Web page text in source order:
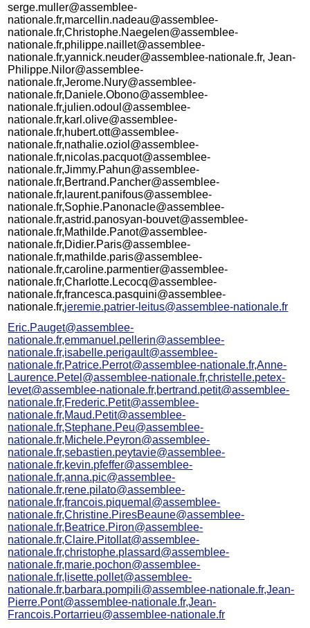
serge.muller@assemblee-
nationale.fr,marcellin.nadeau@assemblee-
nationale.fr,Christophe.Naegelen@assemblee-
nationale.fr,philippe.naillet@assemblee-
nationale.fr,yannick.neuder@assemblee-nationale.fr, Jean-
Philippe.Nilor@assemblee-
nationale.fr,Jerome.Nury@assemblee-
nationale.fr,Daniele.Obono@assemblee-
nationale.fr,julien.odoul@assemblee-
nationale.fr,karl.olive@assemblee-
nationale.fr,hubert.ott@assemblee-
nationale.fr,nathalie.oziol@assemblee-
nationale.fr,nicolas.pacquot@assemblee-
nationale.fr,Jimmy.Pahun@assemblee-
nationale.fr,Bertrand.Pancher@assemblee-
nationale.fr,laurent.panifous@assemblee-
nationale.fr,Sophie.Panonacle@assemblee-
nationale.fr,astrid.panosyan-bouvet@assemblee-
nationale.fr,Mathilde.Panot@assemblee-
nationale.fr,Didier.Paris@assemblee-
nationale.fr,mathilde.paris@assemblee-
nationale.fr,caroline.parmentier@assemblee-
nationale.fr,Charlotte.Lecocq@assemblee-
nationale.fr,francesca.pasquini@assemblee-
nationale.fr,jeremie.patrier-leitus@assemblee-nationale.fr
Eric.Pauget@assemblee-
nationale.fr,emmanuel.pellerin@assemblee-
nationale.fr,isabelle.perigault@assemblee-
nationale.fr,Patrice.Perrot@assemblee-nationale.fr,Anne-
Laurence.Petel@assemblee-nationale.fr,christelle.petex-
levet@assemblee-nationale.fr,bertrand.petit@assemblee-
nationale.fr,Frederic.Petit@assemblee-
nationale.fr,Maud.Petit@assemblee-
nationale.fr,Stephane.Peu@assemblee-
nationale.fr,Michele.Peyron@assemblee-
nationale.fr,sebastien.peytavie@assemblee-
nationale.fr,kevin.pfeffer@assemblee-
nationale.fr,anna.pic@assemblee-
nationale.fr,rene.pilato@assemblee-
nationale.fr,francois.piquemal@assemblee-
nationale.fr,Christine.PiresBeaune@assemblee-
nationale.fr,Beatrice.Piron@assemblee-
nationale.fr,Claire.Pitollat@assemblee-
nationale.fr,christophe.plassard@assemblee-
nationale.fr,marie.pochon@assemblee-
nationale.fr,lisette.pollet@assemblee-
nationale.fr,barbara.pompili@assemblee-nationale.fr,Jean-
Pierre.Pont@assemblee-nationale.fr,Jean-
Francois.Portarrieu@assemblee-nationale.fr